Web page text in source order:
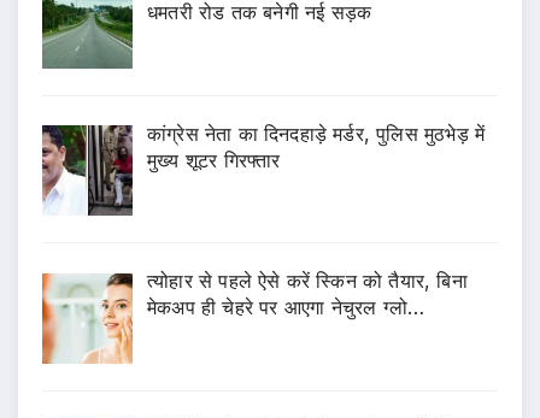
धमतरी रोड तक बनेगी नई सड़क
कांग्रेस नेता का दिनदहाड़े मर्डर, पुलिस मुठभेड़ में
मुख्य शूटर गिरफ्तार
त्योहार से पहले ऐसे करें स्किन को तैयार, बिना
मेकअप ही चेहरे पर आएगा नेचुरल ग्लो…